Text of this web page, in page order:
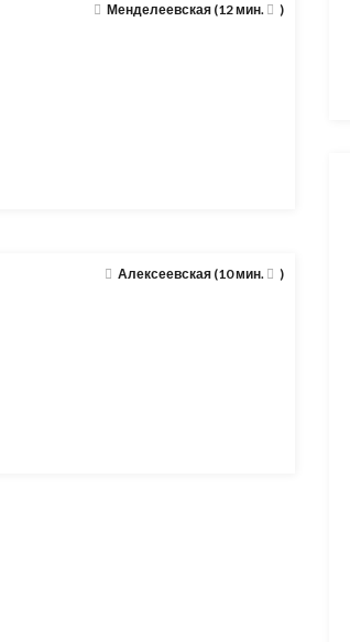
Менделеевская (12 мин. )
Алексеевская (10 мин. )